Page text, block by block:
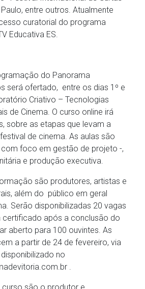
entre outros. Atualmente
curatorial do programa
Educativa ES.
do Panorama
será ofertado, entre os dias 1º e
Criativo – Tecnologias
de Cinema. O curso online irá
sobre as etapas que levam a
de cinema. As aulas são
foco em gestão de projeto -,
e produção executiva.
são produtores, artistas e
além do público em geral
Serão disponibilizadas 20 vagas
certificado após a conclusão do
aberto para 100 ouvintes. As
a partir de 24 de fevereiro, via
no
.